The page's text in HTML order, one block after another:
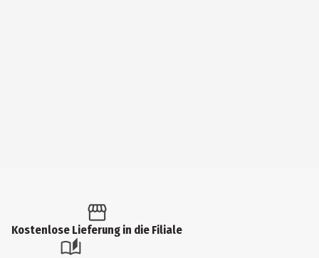
Kostenlose Lieferung in die Filiale